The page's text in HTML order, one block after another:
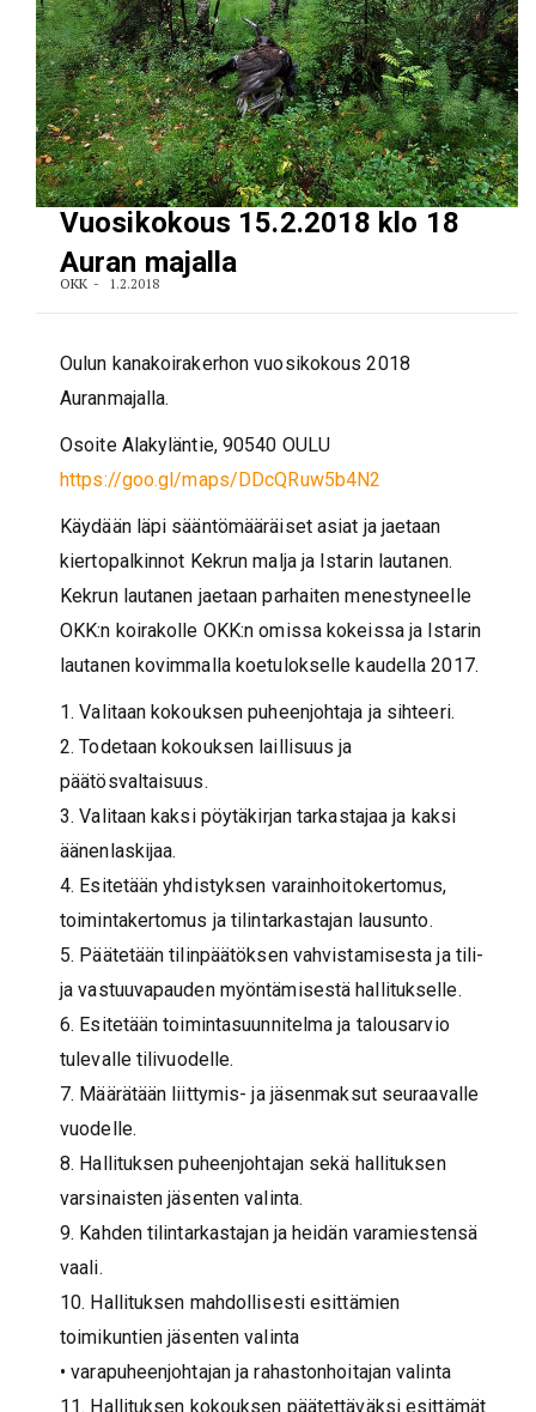
Vuosikokous 15.2.2018 klo 18
Auran majalla
OKK 1.2.2018
Oulun kanakoirakerhon vuosikokous 2018
Auranmajalla.
Osoite Alakyläntie, 90540 OULU
https://goo.gl/maps/DDcQRuw5b4N2
Käydään läpi sääntömääräiset asiat ja jaetaan
kiertopalkinnot Kekrun malja ja Istarin lautanen.
Kekrun lautanen jaetaan parhaiten menestyneelle
OKK:n koirakolle OKK:n omissa kokeissa ja Istarin
lautanen kovimmalla koetulokselle kaudella 2017.
1. Valitaan kokouksen puheenjohtaja ja sihteeri.
2. Todetaan kokouksen laillisuus ja
päätösvaltaisuus.
3. Valitaan kaksi pöytäkirjan tarkastajaa ja kaksi
äänenlaskijaa.
4. Esitetään yhdistyksen varainhoitokertomus,
toimintakertomus ja tilintarkastajan lausunto.
5. Päätetään tilinpäätöksen vahvistamisesta ja tili-
ja vastuuvapauden myöntämisestä hallitukselle.
6. Esitetään toimintasuunnitelma ja talousarvio
tulevalle tilivuodelle.
7. Määrätään liittymis- ja jäsenmaksut seuraavalle
vuodelle.
8. Hallituksen puheenjohtajan sekä hallituksen
varsinaisten jäsenten valinta.
9. Kahden tilintarkastajan ja heidän varamiestensä
vaali.
10. Hallituksen mahdollisesti esittämien
toimikuntien jäsenten valinta
• varapuheenjohtajan ja rahastonhoitajan valinta
11. Hallituksen kokouksen päätettäväksi esittämät